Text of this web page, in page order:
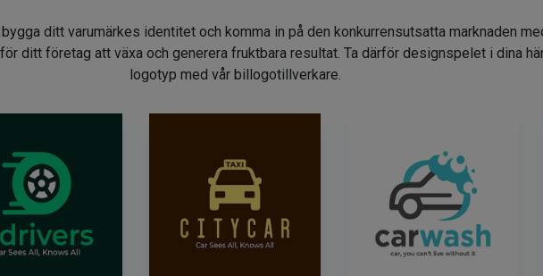
ditt varumärkes identitet och komma in på den konkurrensutsatta marknaden
ditt företag att växa och generera fruktbara resultat. Ta därför designspelet i dina
logotyp med vår billogotillverkare.